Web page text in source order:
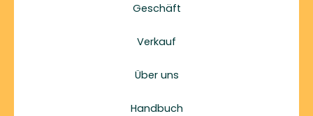
Geschäft
Verkauf
Über uns
Handbuch